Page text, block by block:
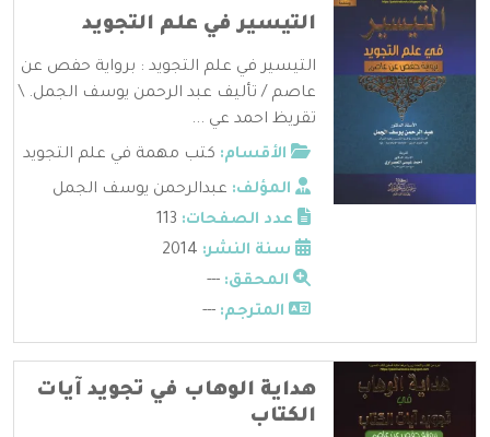
التيسير في علم التجويد
التيسير في علم التجويد : برواية حفص عن
عاصم / تأليف عبد الرحمن يوسف الجمل. \
تقريظ احمد عي ...
الأقسام: كتب مهمة في علم التجويد
المؤلف: عبدالرحمن يوسف الجمل
عدد الصفحات:
سنة النشر:
المحقق: ---
المترجم: ---
هداية الوهاب في تجويد آيات
الكتاب